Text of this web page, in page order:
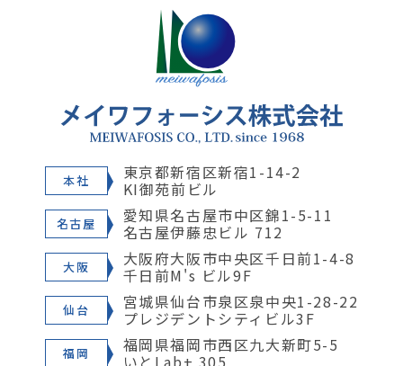
本社 東京都新宿区新宿1-14-2
KI御苑前ビル
名古屋 愛知県名古屋市中区錦1-5-11
名古屋伊藤忠ビル 712
大阪 大阪府大阪市中央区千日前1-4-8
千日前M's ビル9F
仙台 宮城県仙台市泉区泉中央1-28-22
プレジデントシティビル3F
福岡 福岡県福岡市西区九大新町5-5
いとLab+ 305